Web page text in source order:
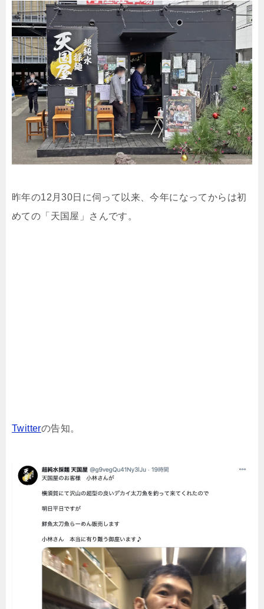
昨年の12月30日に伺って以来、今年になってからは初
めての「天国屋」さんです。
Twitterの告知。